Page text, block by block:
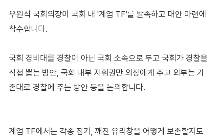
우원식 국회의장이 국회 내 '계엄 TF'를 발족하고 대안 마련에
착수합니다.
국회 경비대를 경찰이 아닌 국회 소속으로 두고 국회가 경찰을
직접 뽑는 방안, 국회 내부 지휘권만 의장에게 주고 외부는 기
존대로 경찰에 주는 방안 등을 논의합니다.
계엄 TF에서는 각종 집기, 깨진 유리창을 어떻게 보존할지도